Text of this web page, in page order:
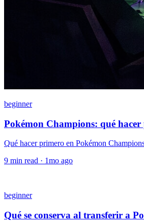
beginner
Pokémon Champions: qué
Qué hacer primero en Pokémon
9 min read · 1mo ago
beginner
Qué se conserva al transferir a